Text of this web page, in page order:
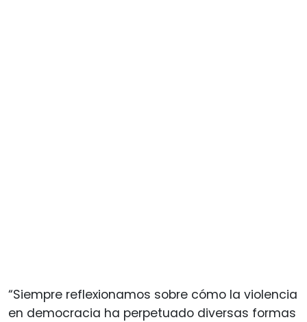
“Siempre reflexionamos sobre cómo la violencia
en democracia ha perpetuado diversas formas